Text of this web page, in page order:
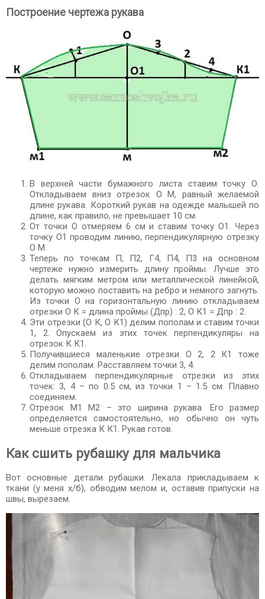
Построение чертежа рукава
В верхней части бумажного листа ставим точку О.
Откладываем вниз отрезок О М, равный желаемой
длине рукава. Короткий рукав на одежде малышей по
длине, как правило, не превышает 10 см.
От точки О отмеряем 6 см и ставим точку О1. Через
точку О1 проводим линию, перпендикулярную отрезку
О М.
Теперь по точкам П, П2, Г4, П4, П3 на основном
чертеже нужно измерить длину проймы. Лучше это
делать мягким метром или металлической линейкой,
которую можно поставить на ребро и немного загнуть.
Из точки О на горизонтальную линию откладываем
отрезки О К = длина проймы (Дпр) : 2, О К1 = Дпр : 2.
Эти отрезки (О К, О К1) делим пополам и ставим точки
1, 2. Опускаем из этих точек перпендикуляры на
отрезок К К1.
Получившиеся маленькие отрезки О 2, 2 К1 тоже
делим пополам. Расставляем точки 3, 4.
Откладываем перпендикулярные отрезки из этих
точек: 3, 4 – по 0.5 см, из точки 1 – 1.5 см. Плавно
соединяем.
Отрезок М1 М2 – это ширина рукава. Его размер
определяется самостоятельно, но обычно он чуть
меньше отрезка К К1. Рукав готов.
Как сшить рубашку для мальчика
Вот основные детали рубашки. Лекала прикладываем к
ткани (у меня х/б), обводим мелом и, оставив припуски на
швы, вырезаем.